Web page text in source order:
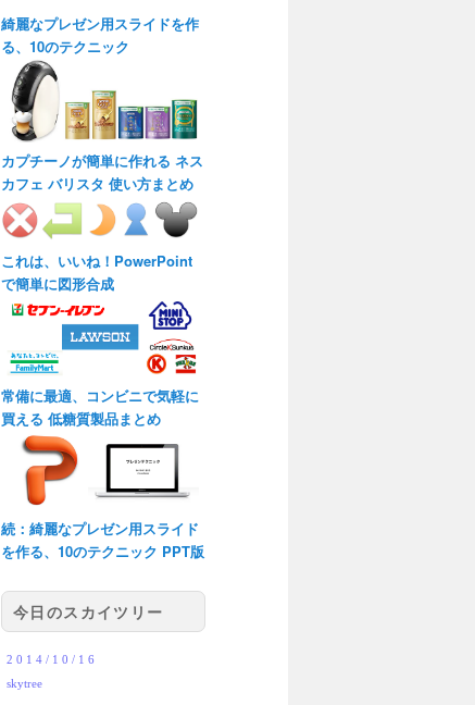
綺麗なプレゼン用スライドを作
る、10のテクニック
カプチーノが簡単に作れる ネス
カフェ バリスタ 使い方まとめ
これは、いいね！PowerPoint
で簡単に図形合成
常備に最適、コンビニで気軽に
買える 低糖質製品まとめ
続：綺麗なプレゼン用スライド
を作る、10のテクニック PPT版
今日のスカイツリー